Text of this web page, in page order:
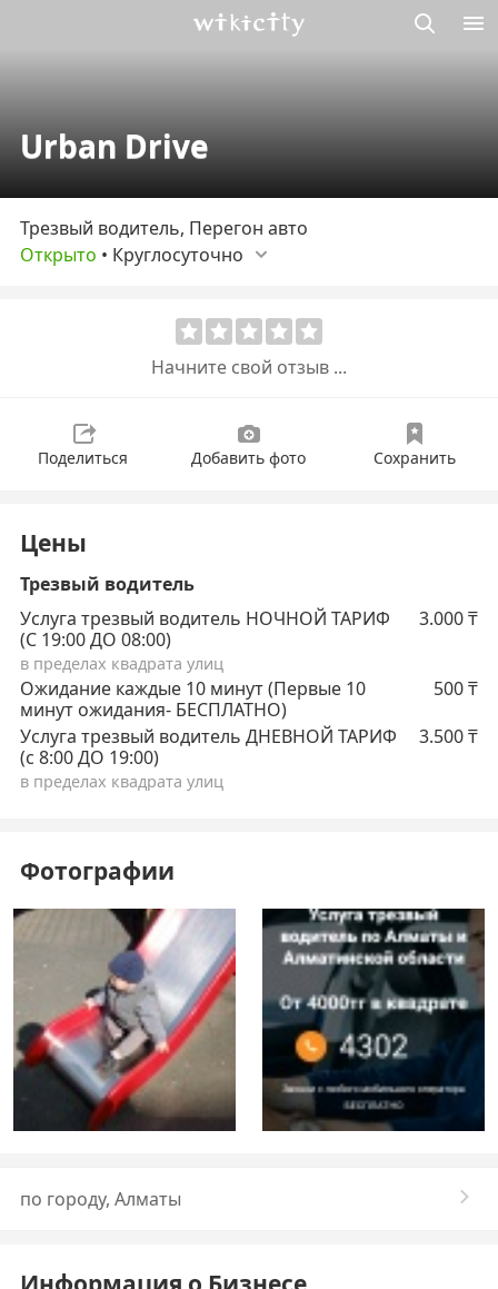
Urban Drive
Трезвый водитель, Перегон авто
Открыто • Круглосуточно
Начните свой отзыв ...
Поделиться Добавить фото Сохранить
Цены
Трезвый водитель
Услуга трезвый водитель НОЧНОЙ ТАРИФ
(С 19:00 ДО 08:00)
3.000₸
в пределах квадрата улиц
Ожидание каждые 10 минут (Первые 10
минут ожидания- БЕСПЛАТНО)
500₸
Услуга трезвый водитель ДНЕВНОЙ ТАРИФ
(с 8:00 ДО 19:00)
3.500₸
в пределах квадрата улиц
Фотографии
по городу, Алматы